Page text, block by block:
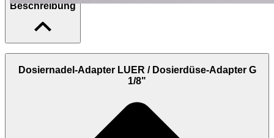
Beschreibung
Diese Dosierventile eignen sich für
zum Beispiel in Kombination mit einem Drucktank, und wird für
das Dosieren von flüssigen und niedrigviskosen Medien eingesetzt.
Dosiernadel-Adapter LUER / Dosierdüse-Adapter G
1/8"